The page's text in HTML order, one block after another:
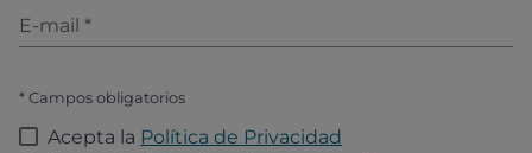
E-mail *
* Campos obligatorios
Acepta la Política de Privacidad